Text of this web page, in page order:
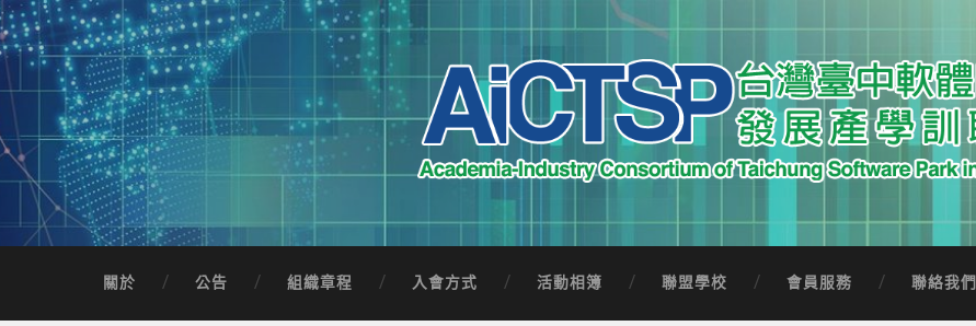
Skip
to
content
Search
AICTSP 台灣臺中軟體園區發展產學訓聯盟
Academia-Industry Consortium of Taichung Software Park in Taiwan
關於 公告 組織章程 入會方式 活動相簿 聯盟學校 會員服務 聯絡我們